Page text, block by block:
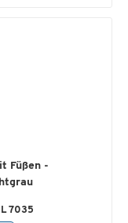
Füßen -
7035